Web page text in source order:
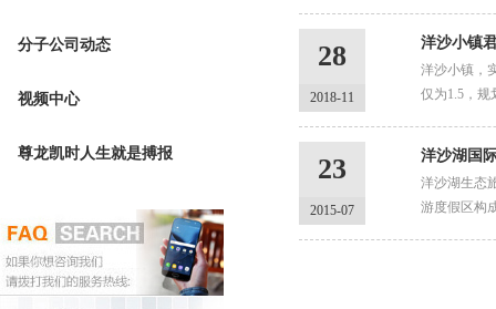
分子公司动态
视频中心
尊龙凯时人生就是搏报
28
2018-11
洋沙小镇
洋沙小镇
仅为1.5，
23
2015-07
洋沙湖国
洋沙湖生态
游度假区构成